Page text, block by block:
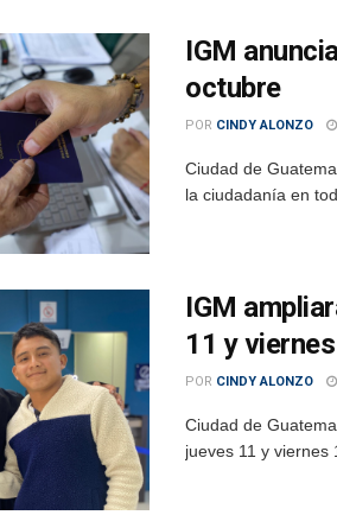
IGM
octubre
POR CINDY ALONZO
Ciudad de
la ciudadanía en
IGM
11 y
POR CINDY ALONZO
Ciudad de
jueves 11 y viernes